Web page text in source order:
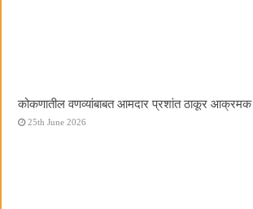
कोकणातील वणव्यांबाबत आमदार प्रशांत ठाकूर आक्रमक
25th June 2026